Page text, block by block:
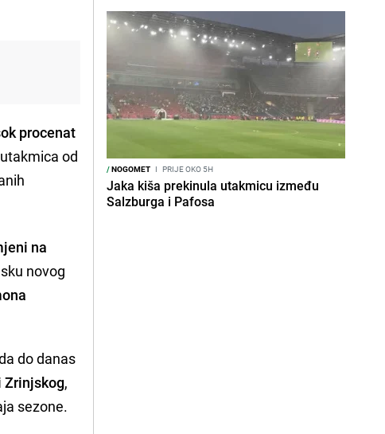
procenat
od
na
novog
do danas
Zrinjskog,
sezone.
/NOGOMET I PRIJE OKO 5H
Jaka kiša prekinula utakmicu između
Salzburga i Pafosa